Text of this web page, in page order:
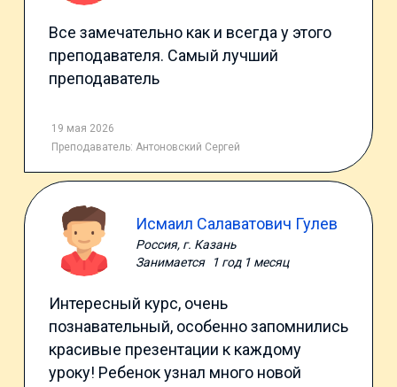
Все замечательно как и всегда у этого
преподавателя. Самый лучший
преподаватель
19 мая 2026
Преподаватель: Антоновский Сергей
Исмаил Салаватович Гулев
Россия, г. Казань
Занимается
1 год 1 месяц
Интересный курс, очень
познавательный, особенно запомнились
красивые презентации к каждому
уроку! Ребенок узнал много новой